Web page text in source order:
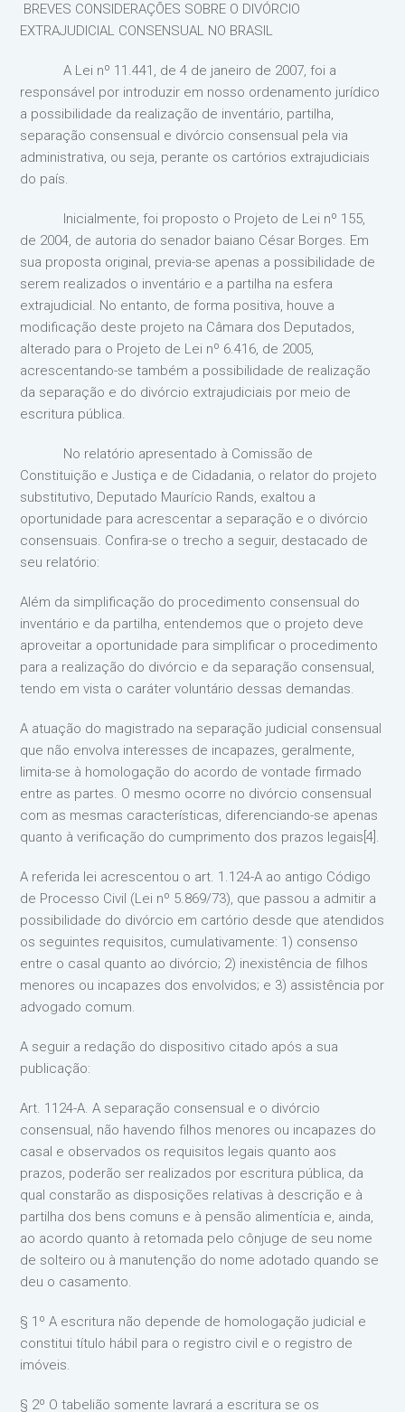
BREVES CONSIDERAÇÕES SOBRE O DIVÓRCIO
EXTRAJUDICIAL CONSENSUAL NO BRASIL
A Lei nº 11.441, de 4 de janeiro de 2007, foi a
responsável por introduzir em nosso ordenamento jurídico
a possibilidade da realização de inventário, partilha,
separação consensual e divórcio consensual pela via
administrativa, ou seja, perante os cartórios extrajudiciais
do país.
Inicialmente, foi proposto o Projeto de Lei nº 155,
de 2004, de autoria do senador baiano César Borges. Em
sua proposta original, previa-se apenas a possibilidade de
serem realizados o inventário e a partilha na esfera
extrajudicial. No entanto, de forma positiva, houve a
modificação deste projeto na Câmara dos Deputados,
alterado para o Projeto de Lei nº 6.416, de 2005,
acrescentando-se também a possibilidade de realização
da separação e do divórcio extrajudiciais por meio de
escritura pública.
No relatório apresentado à Comissão de
Constituição e Justiça e de Cidadania, o relator do projeto
substitutivo, Deputado Maurício Rands, exaltou a
oportunidade para acrescentar a separação e o divórcio
consensuais. Confira-se o trecho a seguir, destacado de
seu relatório:
Além da simplificação do procedimento consensual do
inventário e da partilha, entendemos que o projeto deve
aproveitar a oportunidade para simplificar o procedimento
para a realização do divórcio e da separação consensual,
tendo em vista o caráter voluntário dessas demandas.
A atuação do magistrado na separação judicial consensual
que não envolva interesses de incapazes, geralmente,
limita-se à homologação do acordo de vontade firmado
entre as partes. O mesmo ocorre no divórcio consensual
com as mesmas características, diferenciando-se apenas
quanto à verificação do cumprimento dos prazos legais[4].
A referida lei acrescentou o art. 1.124-A ao antigo Código
de Processo Civil (Lei nº 5.869/73), que passou a admitir a
possibilidade do divórcio em cartório desde que atendidos
os seguintes requisitos, cumulativamente: 1) consenso
entre o casal quanto ao divórcio; 2) inexistência de filhos
menores ou incapazes dos envolvidos; e 3) assistência por
advogado comum.
A seguir a redação do dispositivo citado após a sua
publicação:
Art. 1124-A. A separação consensual e o divórcio
consensual, não havendo filhos menores ou incapazes do
casal e observados os requisitos legais quanto aos
prazos, poderão ser realizados por escritura pública, da
qual constarão as disposições relativas à descrição e à
partilha dos bens comuns e à pensão alimentícia e, ainda,
ao acordo quanto à retomada pelo cônjuge de seu nome
de solteiro ou à manutenção do nome adotado quando se
deu o casamento.
§ 1º A escritura não depende de homologação judicial e
constitui título hábil para o registro civil e o registro de
imóveis.
§ 2º O tabelião somente lavrará a escritura se os